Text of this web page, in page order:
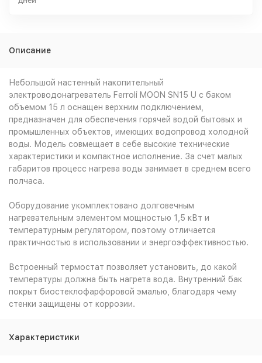
Описание
Небольшой настенный накопительный
электроводонагреватель Ferroli MOON SN15 U с баком
объемом 15 л оснащен верхним подключением,
предназначен для обеспечения горячей водой бытовых и
промышленных объектов, имеющих водопровод холодной
воды. Модель совмещает в себе высокие технические
характеристики и компактное исполнение. За счет малых
габаритов процесс нагрева воды занимает в среднем всего
полчаса.
Оборудование укомплектовано долговечным
нагревательным элементом мощностью 1,5 кВт и
температурным регулятором, поэтому отличается
практичностью в использовании и энергоэффективностью.
Встроенный термостат позволяет установить, до какой
температуры должна быть нагрета вода. Внутренний бак
покрыт биостеклофарфоровой эмалью, благодаря чему
стенки защищены от коррозии.
Характеристики